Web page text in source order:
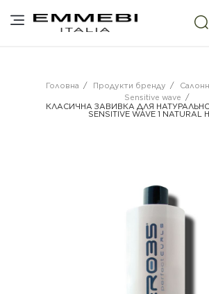
Головна / Продукти бренду /
Sensitive wave /
КЛАСИЧНА ЗАВИВКА ДЛЯ
SENSITIVE WAVE 1 NATURAL